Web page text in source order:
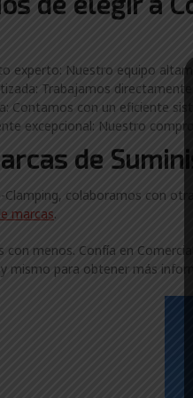
experto: Nuestro equipo
Trabajamos
Contamos con un eficiente
excepcional: Nuestro
de
Clamping, colaboramos con
marcas.
menos. Confía en
mismo para obtener más